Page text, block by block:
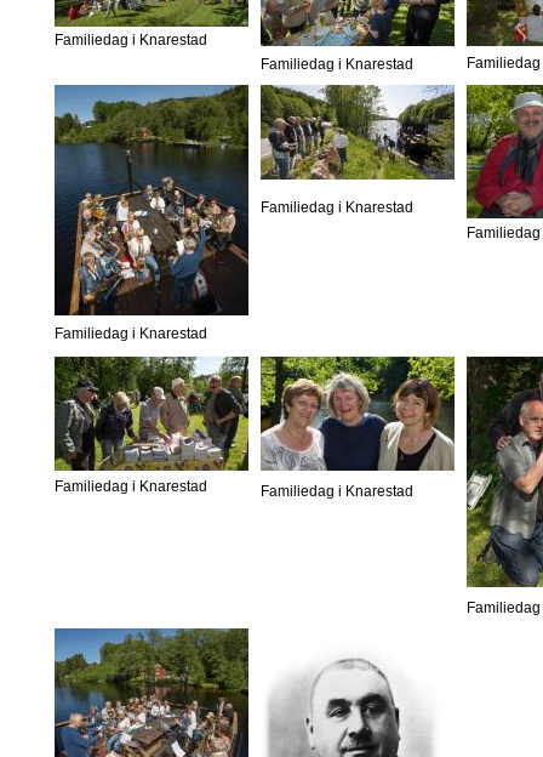
Familiedag i Knarestad
Familiedag i Knarestad
Familiedag i Knarestad
Familiedag i Knarestad
Familiedag i Knarestad Familiedag i Knarestad